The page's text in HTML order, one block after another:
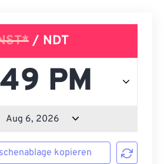
/ NDT
kopieren